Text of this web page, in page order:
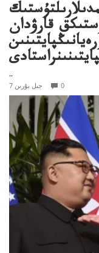
قارۋدان
..
7 جىل بۇرىن 0